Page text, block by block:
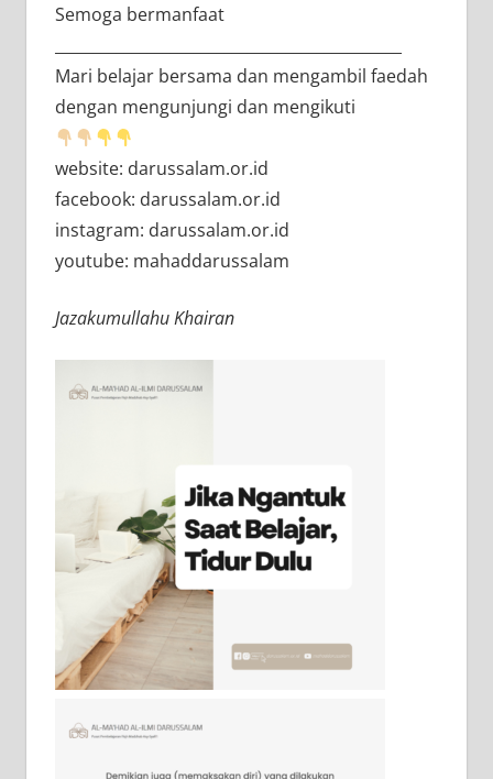
Semoga bermanfaat
Mari belajar bersama dan mengambil faedah
dengan mengunjungi dan mengikuti
website: darussalam.or.id
facebook: darussalam.or.id
instagram: darussalam.or.id
youtube: mahaddarussalam
Jazakumullahu Khairan